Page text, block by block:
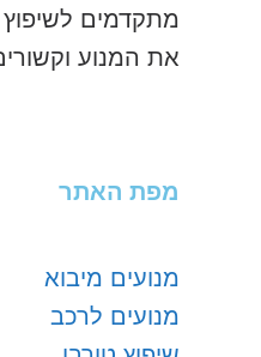
מתקדמים
את המנוע
מפת האתר
מנועים מיבוא
מנועים לרכב